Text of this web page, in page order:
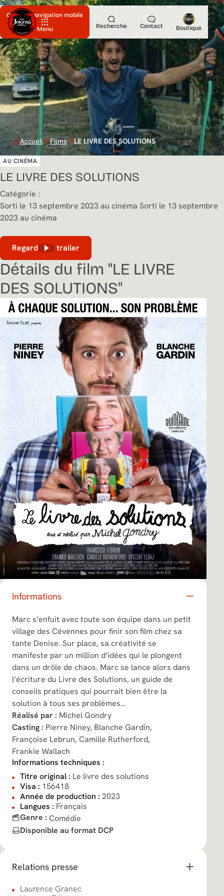
Ouvrir la navigation mobile
Menu
Recherche Contact Boutique
LE LIVRE DES SOLUTIONS
Catégorie :
AU CINÉMA
Sorti le 13 septembre 2023 au cinéma Sorti le 13 septembre
2023 au cinéma
Regarder le trailer
Accueil Films LE LIVRE DES SOLUTIONS
Détails du film "LE LIVRE
DES SOLUTIONS"
Informations
Marc s’enfuit avec toute son équipe dans un petit
village des Cévennes pour finir son film chez sa
tante Denise. Sur place, sa créativité se
manifeste par un million d’idées qui le plongent
dans un drôle de chaos. Marc se lance alors dans
l’écriture du Livre des Solutions, un guide de
conseils pratiques qui pourrait bien être la
solution à tous ses problèmes…
Réalisé par : Michel Gondry
Casting : Pierre Niney, Blanche Gardin,
Françoise Lebrun, Camille Rutherford,
Frankie Wallach
Informations techniques :
Titre original : Le livre des solutions
Visa : 156418
Année de production : 2023
Langues : Français
Genre : Comédie
Disponible au format DCP
Relations presse
Laurence Granec